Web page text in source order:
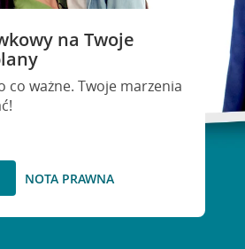
na Twoje
co ważne. Twoje marzenia
NOTA PRAWNA